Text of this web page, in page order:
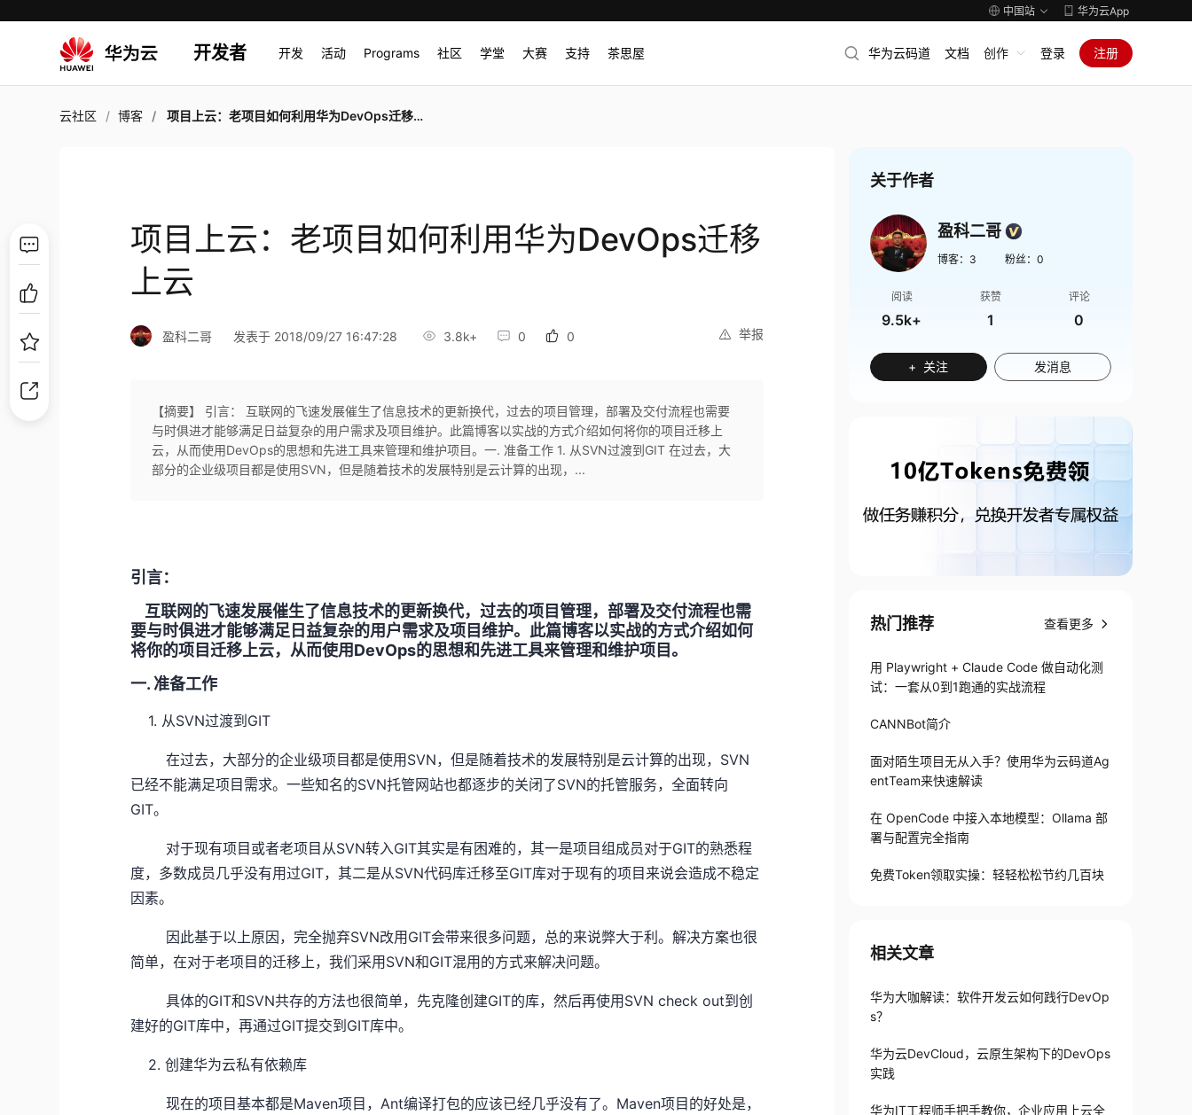
中国站 华为云App
开发者 开发 活动 Programs 社区 学堂 大赛 支持 茶思屋 华为云码道 文档 创作 登录 注册
云社区 博客 项目上云：老项目如何利用华为DevOps迁移上云
项目上云：老项目如何利用华为DevOps迁移
上云
举报
盈科二哥 发表于 2018/09/27 16:47:28 3.8k+ 0 0
【摘要】 引言： 互联网的飞速发展催生了信息技术的更新换代，过去的项目管理，部署及交付流程也需要
与时俱进才能够满足日益复杂的用户需求及项目维护。此篇博客以实战的方式介绍如何将你的项目迁移上
云，从而使用DevOps的思想和先进工具来管理和维护项目。一. 准备工作 1. 从SVN过渡到GIT 在过去，大
部分的企业级项目都是使用SVN，但是随着技术的发展特别是云计算的出现，...
引言：
互联网的飞速发展催生了信息技术的更新换代，过去的项目管理，部署及交付流程也需
要与时俱进才能够满足日益复杂的用户需求及项目维护。此篇博客以实战的方式介绍如何
将你的项目迁移上云，从而使用DevOps的思想和先进工具来管理和维护项目。
一. 准备工作
1. 从SVN过渡到GIT
在过去，大部分的企业级项目都是使用SVN，但是随着技术的发展特别是云计算的出现，SVN
已经不能满足项目需求。一些知名的SVN托管网站也都逐步的关闭了SVN的托管服务，全面转向
GIT。
对于现有项目或者老项目从SVN转入GIT其实是有困难的，其一是项目组成员对于GIT的熟悉程
度，多数成员几乎没有用过GIT，其二是从SVN代码库迁移至GIT库对于现有的项目来说会造成不稳定
因素。
因此基于以上原因，完全抛弃SVN改用GIT会带来很多问题，总的来说弊大于利。解决方案也很
简单，在对于老项目的迁移上，我们采用SVN和GIT混用的方式来解决问题。
具体的GIT和SVN共存的方法也很简单，先克隆创建GIT的库，然后再使用SVN check out到创
建好的GIT库中，再通过GIT提交到GIT库中。
2. 创建华为云私有依赖库
现在的项目基本都是Maven项目，Ant编译打包的应该已经几乎没有了。Maven项目的好处是，
关于作者
盈科二哥
博客： 3 粉丝： 0
阅读
9.5k+
获赞
1
评论
0
+ 关注 发消息
热门推荐 查看更多
用 Playwright + Claude Code 做自动化测
试：一套从0到1跑通的实战流程
CANNBot简介
面对陌生项目无从入手？使用华为云码道Ag
entTeam来快速解读
在 OpenCode 中接入本地模型：Ollama 部
署与配置完全指南
免费Token领取实操：轻轻松松节约几百块
相关文章
华为大咖解读：软件开发云如何践行DevOp
s？
华为云DevCloud，云原生架构下的DevOps
实践
华为IT工程师手把手教你，企业应用上云全